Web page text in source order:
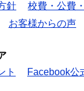
針
校費・公費
お客様からの声
ト
Facebook公